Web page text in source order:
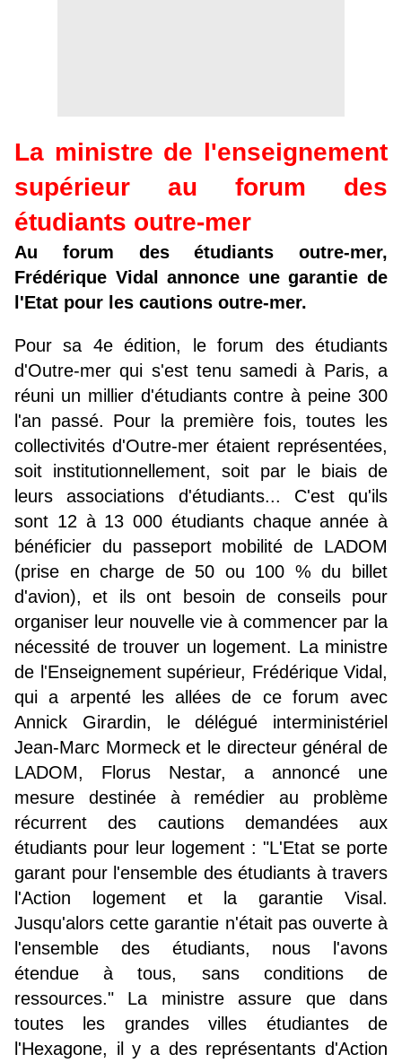
La ministre de l'enseignement
supérieur au forum des
étudiants outre-mer
Au forum des étudiants outre-mer,
Frédérique Vidal annonce une garantie de
l'Etat pour les cautions outre-mer.
Pour sa 4e édition, le forum des étudiants
d'Outre-mer qui s'est tenu samedi à Paris, a
réuni un millier d'étudiants contre à peine 300
l'an passé. Pour la première fois, toutes les
collectivités d'Outre-mer étaient représentées,
soit institutionnellement, soit par le biais de
leurs associations d'étudiants... C'est qu'ils
sont 12 à 13 000 étudiants chaque année à
bénéficier du passeport mobilité de LADOM
(prise en charge de 50 ou 100 % du billet
d'avion), et ils ont besoin de conseils pour
organiser leur nouvelle vie à commencer par la
nécessité de trouver un logement. La ministre
de l'Enseignement supérieur, Frédérique Vidal,
qui a arpenté les allées de ce forum avec
Annick Girardin, le délégué interministériel
Jean-Marc Mormeck et le directeur général de
LADOM, Florus Nestar, a annoncé une
mesure destinée à remédier au problème
récurrent des cautions demandées aux
étudiants pour leur logement : "L'Etat se porte
garant pour l'ensemble des étudiants à travers
l'Action logement et la garantie Visal.
Jusqu'alors cette garantie n'était pas ouverte à
l'ensemble des étudiants, nous l'avons
étendue à tous, sans conditions de
ressources." La ministre assure que dans
toutes les grandes villes étudiantes de
l'Hexagone, il y a des représentants d'Action